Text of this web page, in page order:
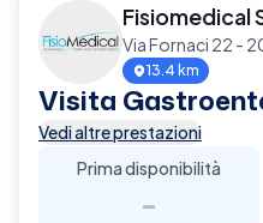
Fisiomedical
Via Fornaci 22 -
13.4 km
Visita
Vedi altre prestazioni
Prima disponibilità
-